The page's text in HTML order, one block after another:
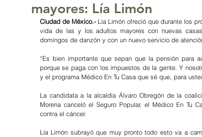
mayores: Lía Limón
Ciudad de México.- Lía Limón ofreció que durante los
vida de las y los adultos mayores con nuevas
domingos de danzón y con un nuevo servicio de
“Es bien importante que sepan que la pensión para
porque se paga con los impuestos de la gente. Y
y el programa Médico En Tu Casa que sé que, para
La candidata a la alcaldía Álvaro Obregón de la
Morena canceló el Seguro Popular, el Médico En Tu
contra el cáncer.
Lía Limón subrayó que muy pronto todo esto va a